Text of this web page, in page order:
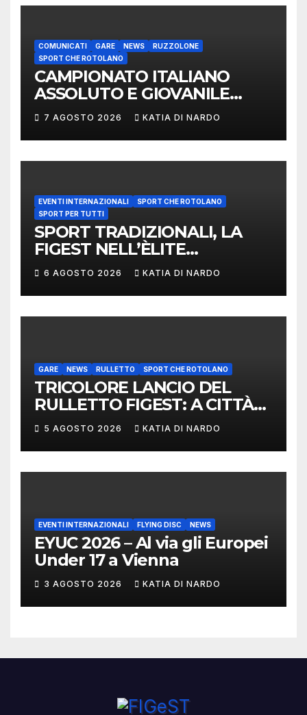
COMUNICATI GARE NEWS
RUZZOLONE
SPORT CHE ROTOLANO
CAMPIONATO ITALIANO
ASSOLUTO E GIOVANILE
LANCIO DEL RUZZOLONE
7 AGOSTO 2026 KATIA DI NARDO
EVENTI INTERNAZIONALI
SPORT CHE ROTOLANO
SPORT PER TUTTI
SPORT TRADIZIONALI, LA
FIGEST NELL’ÈLITE
MONDIALE: LA
DELEGAZIONE ITALIANA
PROTAGONISTA AL
CONVEGNO TAFISA A
6 AGOSTO 2026 KATIA DI NARDO
GARE NEWS RULLETTO SPORT CHE ROTOLANO
TRICOLORE LANCIO DEL
RULLETTO FIGEST: A CITTÀ
DI CASTELLO VINCONO
MARCHIGIANI ED UMBRI
5 AGOSTO 2026 KATIA DI NARDO
EVENTI INTERNAZIONALI FLYING DISC NEWS
EYUC 2026 – Al via gli Europei
Under 17 a Vienna
3 AGOSTO 2026 KATIA DI NARDO